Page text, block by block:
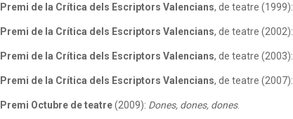
Premi de la Crítica dels Escriptors Valencians, de teatre (1999):
Premi de la Crítica dels Escriptors Valencians, de teatre (2002):
Premi de la Crítica dels Escriptors Valencians, de teatre (2003):
Premi de la Crítica dels Escriptors Valencians, de teatre (2007):
Premi Octubre de teatre(2009): Dones, dones, dones.